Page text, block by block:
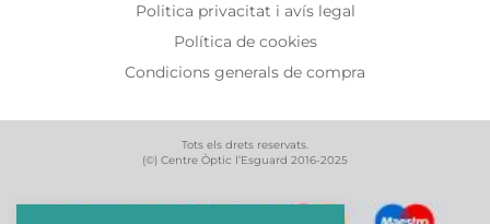
Politica privacitat i avís legal
Política de cookies
Condicions generals de compra
Tots els drets reservats.
(©) Centre Òptic l’Esguard 2016-2025